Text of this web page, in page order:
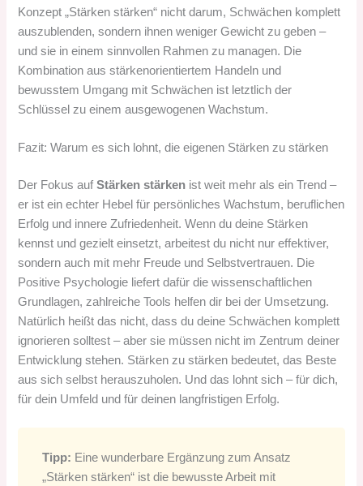
Konzept „Stärken stärken“ nicht darum, Schwächen komplett
auszublenden, sondern ihnen weniger Gewicht zu geben –
und sie in einem sinnvollen Rahmen zu managen. Die
Kombination aus stärkenorientiertem Handeln und
bewusstem Umgang mit Schwächen ist letztlich der
Schlüssel zu einem ausgewogenen Wachstum.
Fazit: Warum es sich lohnt, die eigenen Stärken zu stärken
Der Fokus aufStärken stärken ist weit mehr als ein Trend –
er ist ein echter Hebel für persönliches Wachstum, beruflichen
Erfolg und innere Zufriedenheit. Wenn du deine Stärken
kennst und gezielt einsetzt, arbeitest du nicht nur effektiver,
sondern auch mit mehr Freude und Selbstvertrauen. Die
Positive Psychologie liefert dafür die wissenschaftlichen
Grundlagen, zahlreiche Tools helfen dir bei der Umsetzung.
Natürlich heißt das nicht, dass du deine Schwächen komplett
ignorieren solltest – aber sie müssen nicht im Zentrum deiner
Entwicklung stehen. Stärken zu stärken bedeutet, das Beste
aus sich selbst herauszuholen. Und das lohnt sich – für dich,
für dein Umfeld und für deinen langfristigen Erfolg.
Tipp: Eine wunderbare Ergänzung zum Ansatz
„Stärken stärken“ ist die bewusste Arbeit mit